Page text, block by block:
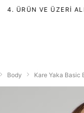
4. ÜRÜN VE ÜZERI
Body Kare Yaka Basic